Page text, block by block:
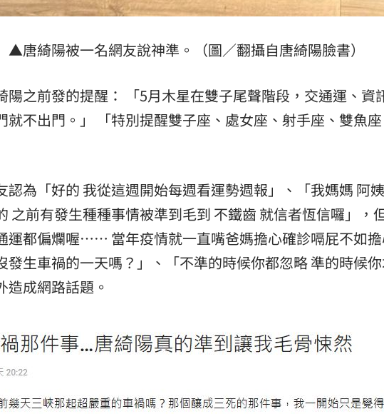
▲唐綺陽被一名網友說神準。（圖／翻攝自唐綺陽臉書）
陽之前發的提醒： 「5月木星在雙子尾聲階段，交通運、資
就不出門。」 「特別提醒雙子座、處女座、射手座、雙魚
認為「好的 我從這週開始每週看運勢週報」、「我媽媽 阿
之前有發生種種事情被準到毛到 不鐵齒 就信者恆信囉」，
運都偏爛喔⋯⋯ 當年疫情就一直嘴爸媽擔心確診嗝屁不如
發生車禍的一天嗎？」、「不準的時候你都忽略 準的時候
造成網路話題。